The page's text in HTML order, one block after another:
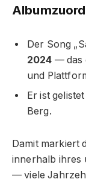
Der Song
2024 — das
und
Er ist
Berg.
Damit markiert
innerhalb ihres
— viele